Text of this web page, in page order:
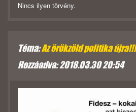
Nincs ilyen törvény.
Téma:Az örökzöld politika
Hozzáadva: 2018.03.30 20:54